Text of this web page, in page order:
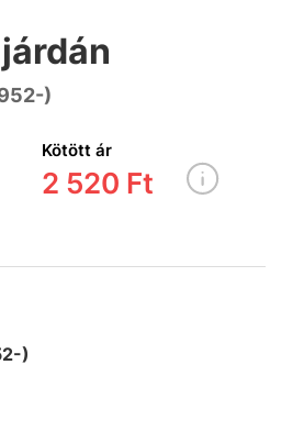
)
Kötött ár
2 520 Ft
)